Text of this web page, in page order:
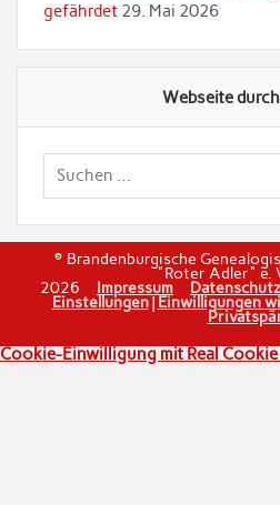
gefährdet 29. Mai 2026
Webseite
© Brandenburgische
"Roter Adler" e.
2026 Impressum
Einstellungen| Einwilligungen
Cookie-Einwilligung mit Real